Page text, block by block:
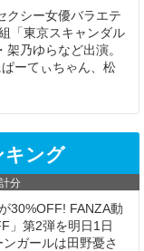
クシー女優バラエテ
「東京スキャンダル
乃ゆらなど出演。
ーてぃちゃん、松
キング
分
30%OFF! FANZA動
」第2弾を明日1日
ガールは田野憂さ